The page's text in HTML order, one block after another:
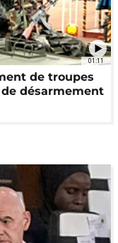
01:11
de troupes
désarmement